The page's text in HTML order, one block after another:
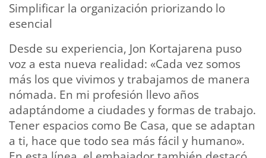
Simplificar la organización priorizando lo
esencial
Desde su experiencia, Jon Kortajarena puso
voz a esta nueva realidad: «Cada vez somos
más los que vivimos y trabajamos de manera
nómada. En mi profesión llevo años
adaptándome a ciudades y formas de trabajo.
Tener espacios como Be Casa, que se adaptan
a ti, hace que todo sea más fácil y humano».